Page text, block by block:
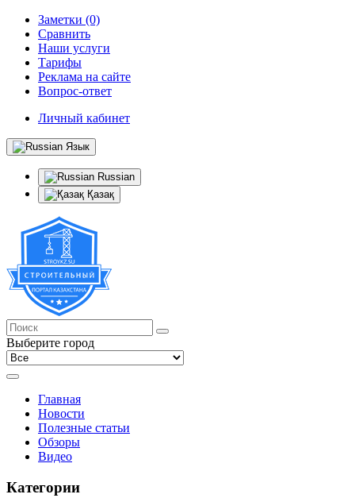
Заметки (0)
Сравнить
Наши услуги
Тарифы
Реклама на сайте
Вопрос-ответ
Личный кабинет
Язык
Russian
Қазақ
Выберите город
Главная
Новости
Полезные статьи
Обзоры
Видео
Категории